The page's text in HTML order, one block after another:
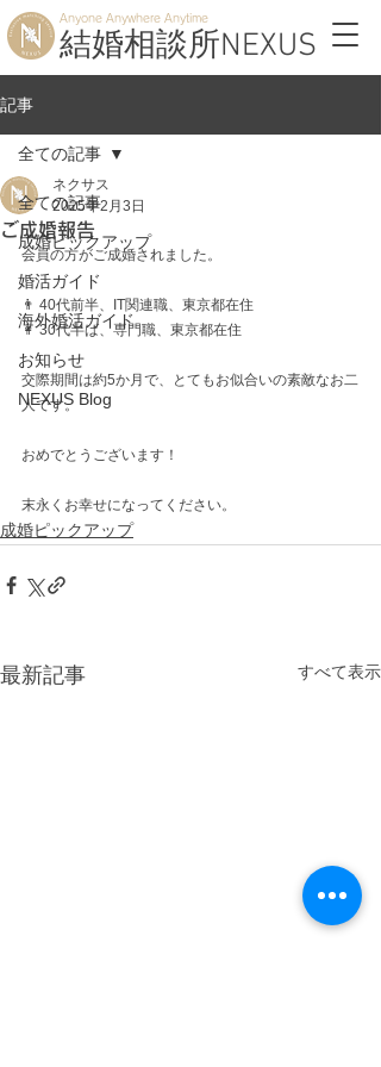
Anyone Anywhere Anytime
結婚相談所NEXUS
記事
全ての記事
成婚ピックアップ
婚活ガイド
海外婚活ガイド
お知らせ
NEXUS Blog
全ての記事
ご成婚報告
ネクサス
2025年2月3日
会員の方がご成婚されました。
👨 40代前半、IT関連職、東京都在住
👩 30代半ば、専門職、東京都在住
交際期間は約5か月で、とてもお似合いの素敵なお二
人です。
おめでとうございます！
末永くお幸せになってください。
成婚ピックアップ
最新記事 すべて表示